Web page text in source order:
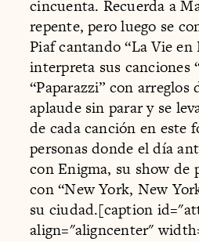
cincuenta. Recuerda a
repente, pero luego se
Piaf cantando “La Vie en
interpreta sus canciones
“Paparazzi” con arreglos
aplaude sin parar y se
de cada canción en este
personas donde el día
con Enigma, su show de
con “New York, New
su ciudad.[caption
align="aligncenter"